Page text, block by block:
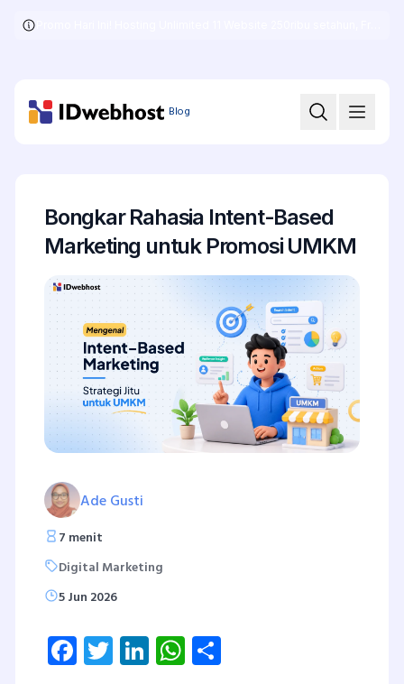
Blog
Bongkar Rahasia Intent-Based
Marketing untuk Promosi UMKM
Ade Gusti
7 menit
Digital Marketing
5 Jun 2026
Facebook
Twitter
LinkedInWhatsApp